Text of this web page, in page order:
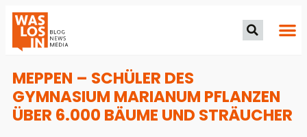
MEPPEN – SCHÜLER DES
GYMNASIUM MARIANUM PFLANZEN
ÜBER 6.000 BÄUME UND STRÄUCHER